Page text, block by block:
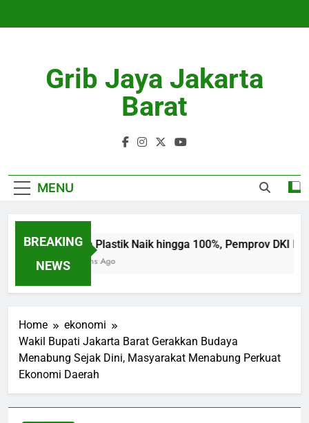
Grib Jaya Jakarta
Barat
MENU
BREAKING
NEWS
Harga Plastik Naik hingga 100%, Pemprov DKI
4 Months Ago
Home
ekonomi
Wakil Bupati Jakarta Barat Gerakkan Budaya
Menabung Sejak Dini, Masyarakat Menabung Perkuat
Ekonomi Daerah